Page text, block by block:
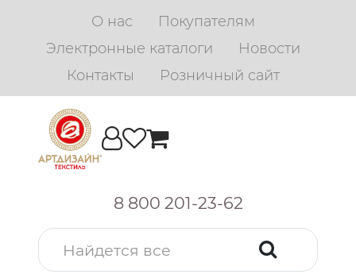
О нас
Покупателям
Электронные каталоги
Новости
Контакты
Розничный сайт
8 800 201-23-62